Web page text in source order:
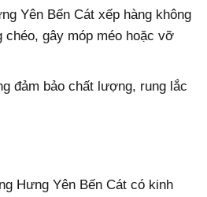
Yên Bến Cát xếp hàng không
chéo, gây móp méo hoặc vỡ
đảm bảo chất lượng, rung lắc
Hưng Yên Bến Cát có kinh